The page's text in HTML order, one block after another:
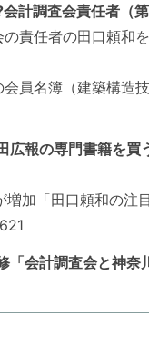
計調査会責任者（第
責任者の田口頼和
会員名簿（建築構造
広報の専門書籍を買
増加「田口頼和の注
「会計調査会と神奈